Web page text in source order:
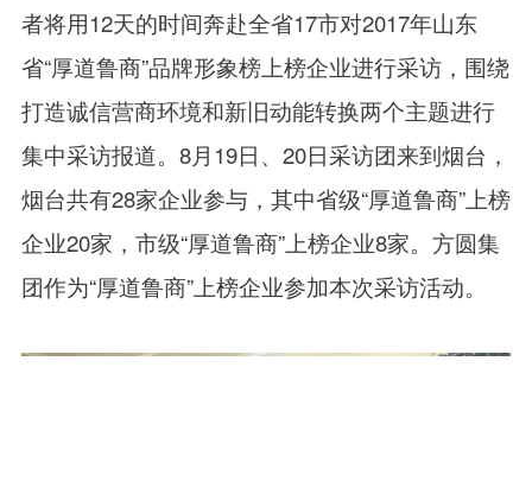
者将用12天的时间奔赴全省17市对2017年山东
省“厚道鲁商”品牌形象榜上榜企业进行采访， 围绕
打造诚信营商环境和新旧动能转换两个主题进行
集中采访报道。 8月19日、20日采访团来到烟台，
烟台共有28家企业参与，其中省级“厚道鲁商”上榜
企业20家，市级“厚道鲁商”上榜企业8家。方圆集
团作为“厚道鲁商”上榜企业参加本次采访活动。